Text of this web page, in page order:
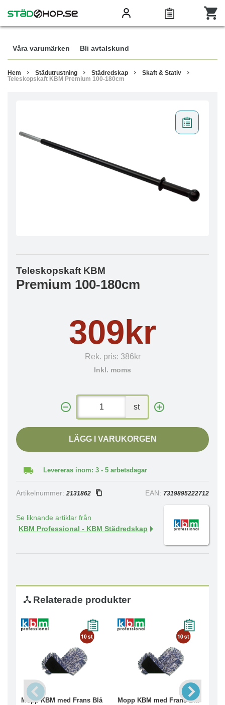
Våra varumärken Bli avtalskund
Hem Städutrustning Städredskap
Skaft & Stativ
Teleskopskaft KBM Premium 100-180cm
Teleskopskaft KBM
Premium 100-180cm
309kr
Rek. pris: 386kr
Inkl. moms
st
LÄGG I VARUKORGEN
Levereras inom: 3 - 5 arbetsdagar
Artikelnummer: 2131862 EAN: 7319895222712
Se liknande artiklar från
KBM Professional - KBM Städredskap
Relaterade produkter
Mopp KBM med Frans Blå
Mopp KBM med Frans Blå